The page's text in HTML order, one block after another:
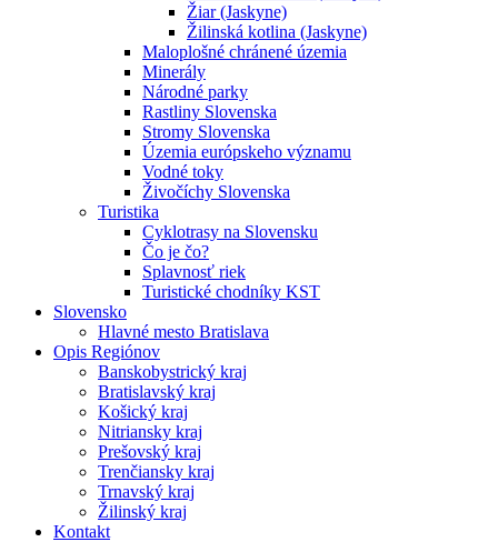
Žiar (Jaskyne)
Žilinská kotlina (Jaskyne)
Maloplošné chránené územia
Minerály
Národné parky
Rastliny Slovenska
Stromy Slovenska
Územia európskeho významu
Vodné toky
Živočíchy Slovenska
Turistika
Cyklotrasy na Slovensku
Čo je čo?
Splavnosť riek
Turistické chodníky KST
Slovensko
Hlavné mesto Bratislava
Opis Regiónov
Banskobystrický kraj
Bratislavský kraj
Košický kraj
Nitriansky kraj
Prešovský kraj
Trenčiansky kraj
Trnavský kraj
Žilinský kraj
Kontakt